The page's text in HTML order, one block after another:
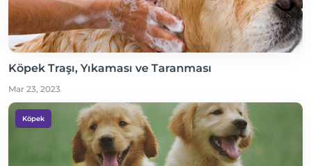
Köpek Traşı, Yıkaması ve Taranması
Mar 23, 2023
Köpek